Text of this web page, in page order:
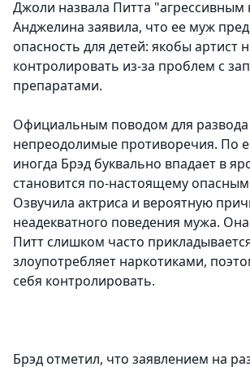
Джоли назвала Питта
Анджелина заявила, что ее муж
опасность для детей: якобы артист
контролировать из-за проблем с
препаратами.
Официальным поводом для
непреодолимые противоречия. По
иногда Брэд буквально впадает в
становится по-настоящему опасным
Озвучила актриса и вероятную
неадекватного поведения мужа. Она
Питт слишком часто
злоупотребляет наркотиками,
себя контролировать.
Брэд отметил, что заявлением на